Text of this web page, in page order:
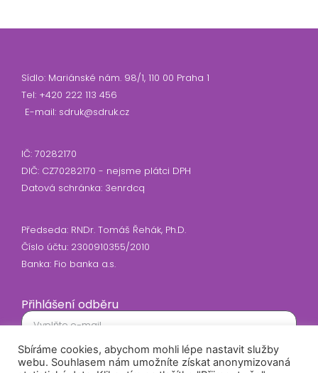
Sídlo: Mariánské nám. 98/1, 110 00 Praha 1
Tel: +420 222 113 456
E-mail: sdruk@sdruk.cz
IČ: 70282170
DIČ: CZ70282170 - nejsme plátci DPH
Datová schránka: 3enrdcq
Předseda: RNDr. Tomáš Řehák, Ph.D.
Číslo účtu: 2300910355/2010
Banka: Fio banka a.s.
Přihlášení odběru
Souhlasím se zasíláním newsletteru
Sbíráme cookies, abychom mohli lépe nastavit služby
webu. Souhlasem nám umožníte získat anonymizovaná